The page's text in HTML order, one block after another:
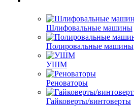
Шлифовальные машины
Полировальные машины
УШМ
Реноваторы
Гайковерты/винтоверты